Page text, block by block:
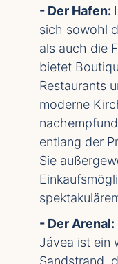
- Der Hafen:
sich sowohl
als auch die
bietet
Restaurants
moderne
entlang der
Sie
- Der Arenal:
Jávea ist ein
Sandstrand,